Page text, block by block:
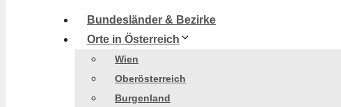
Bundesländer & Bezirke
Orte in Österreich
Wien
Oberösterreich
Burgenland